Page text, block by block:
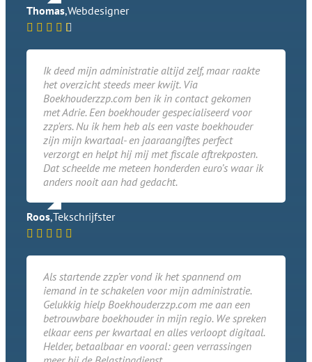
Thomas,Webdesigner
Ik deed mijn administratie altijd zelf, maar raakte
het overzicht steeds meer kwijt. Via
Boekhouderzzp.com ben ik in contact gekomen
met Adrie. Een boekhouder gespecialiseerd voor
zzp'ers. Nu ik hem heb als een vaste boekhouder
zijn mijn kwartaal- en jaaraangiftes perfect
verzorgt en helpt hij mij met fiscale aftrekposten.
Dat scheelde me meteen honderden euro’s waar ik
anders nooit aan had gedacht.
Roos,Tekschrijfster
Als startende zzp’er vond ik het spannend om
iemand in te schakelen voor mijn administratie.
Gelukkig hielp Boekhouderzzp.com me aan een
betrouwbare boekhouder in mijn regio. We spreken
elkaar eens per kwartaal en alles verloopt digitaal.
Helder, betaalbaar en vooral: geen verrassingen